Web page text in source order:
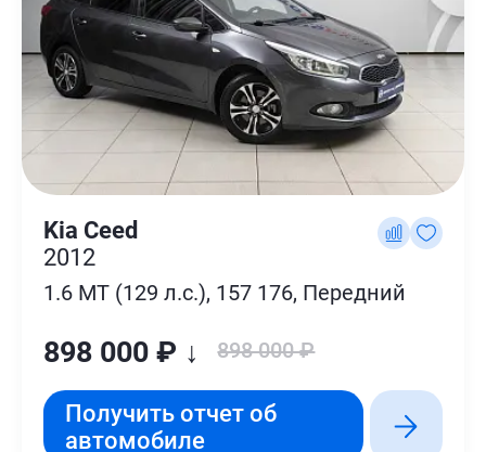
Kia Ceed
2012
1.6 MT (129 л.с.), 157 176, Передний
898 000 ₽ ↓ 898 000 ₽
Получить отчет об
автомобиле